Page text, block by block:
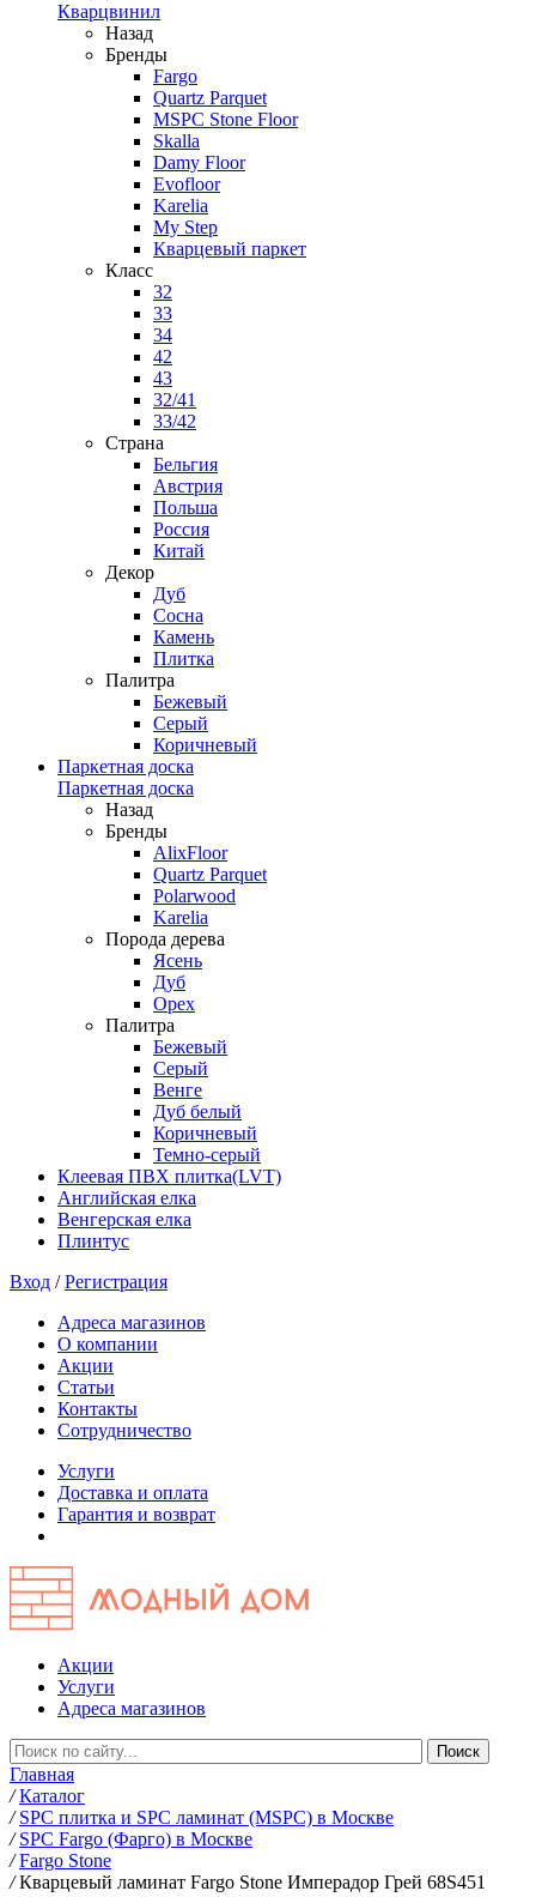
Кварцвинил
Назад
Бренды
Fargo
Quartz Parquet
MSPC Stone Floor
Skalla
Damy Floor
Evofloor
Karelia
My Step
Кварцевый паркет
Класс
32
33
34
42
43
32/41
33/42
Страна
Бельгия
Австрия
Польша
Россия
Китай
Декор
Дуб
Сосна
Камень
Плитка
Палитра
Бежевый
Серый
Коричневый
Паркетная доска
Паркетная доска
Назад
Бренды
AlixFloor
Quartz Parquet
Polarwood
Karelia
Порода дерева
Ясень
Дуб
Орех
Палитра
Бежевый
Серый
Венге
Дуб белый
Коричневый
Темно-серый
Клеевая ПВХ плитка(LVT)
Английская елка
Венгерская елка
Плинтус
Вход /Регистрация
Адреса магазинов
О компании
Акции
Статьи
Контакты
Сотрудничество
Услуги
Доставка и оплата
Гарантия и возврат
Акции
Услуги
Адреса магазинов
Главная
/ Каталог
/ SPC плитка и SPC ламинат (MSPC) в Москве
/ SPC Fargo (Фарго) в Москве
/ Fargo Stone
/ Кварцевый ламинат Fargo Stone Имперадор Грей 68S451